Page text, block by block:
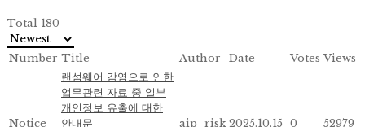
Total 180
Number Title Author Date Votes Views
Notice
랜섬웨어 감염으로 인한
업무관련 자료 중 일부
개인정보 유출에 대한
안내문
aip_risk 2025.10.15 0 52979